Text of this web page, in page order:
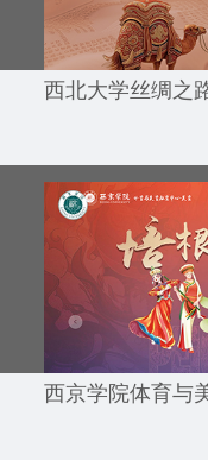
西北大学丝绸之
西京学院体育与